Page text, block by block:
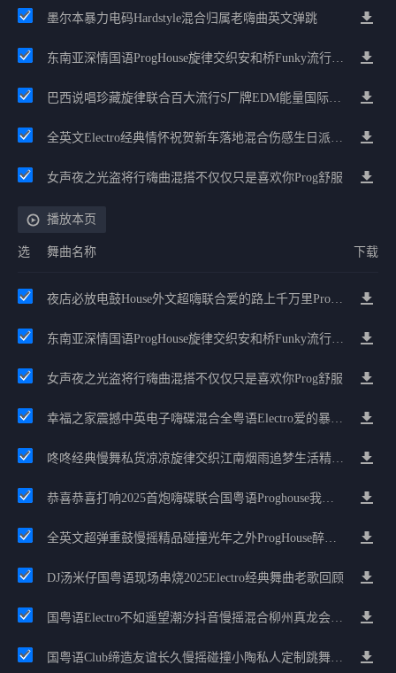
墨尔本暴力电码Hardstyle混合归属老嗨曲英文弹跳
东南亚深情国语ProgHouse旋律交织安和桥Funky流行情怀串烧
巴西说唱珍藏旋律联合百大流行S厂牌EDM能量国际电音串烧
全英文Electro经典情怀祝贺新车落地混合伤感生日派对中文Club串烧
女声夜之光盗将行嗨曲混搭不仅仅只是喜欢你Prog舒服
播放本页
选 舞曲名称 下载
夜店必放电鼓House外文超嗨联合爱的路上千万里Prog包房漫步上头
东南亚深情国语ProgHouse旋律交织安和桥Funky流行情怀串烧
女声夜之光盗将行嗨曲混搭不仅仅只是喜欢你Prog舒服
幸福之家震撼中英电子嗨碟混合全粤语Electro爱的暴风雨广州雄雄精选
咚咚经典慢舞私货凉凉旋律交织江南烟雨追梦生活精选串烧
恭喜恭喜打响2025首炮嗨碟联合国粤语Proghouse我要怎么说我不爱你
全英文超弹重鼓慢摇精品碰撞光年之外ProgHouse醉美抒情节奏
DJ汤米仔国粤语现场串烧2025Electro经典舞曲老歌回顾
国粤语Electro不如遥望潮汐抖音慢摇混合柳州真龙会K吧小厅小康混音
国粤语Club缔造友谊长久慢摇碰撞小陶私人定制跳舞大碟